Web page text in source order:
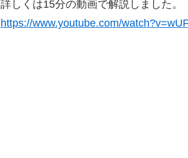
詳しくは15分の動画で解説しました。
https://www.youtube.com/